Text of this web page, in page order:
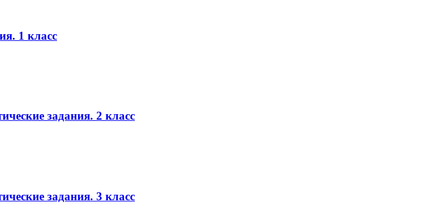
1 класс
задания. 2 класс
задания. 3 класс